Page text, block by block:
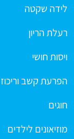
לידה שקטה
רעלת הריון
ויסות חושי
הפרעת קשב וריכוז
חוגים
מוזיאונים לילדים